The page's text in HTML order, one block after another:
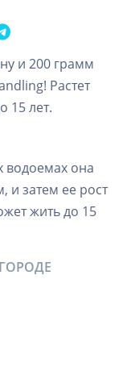
и 200 грамм
Растет
15 лет.
водоемах она
и затем ее рост
жить до 15